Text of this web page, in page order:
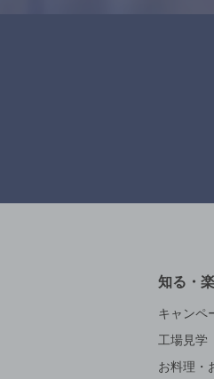
知る・
キャンペ
工場見学
お料理・